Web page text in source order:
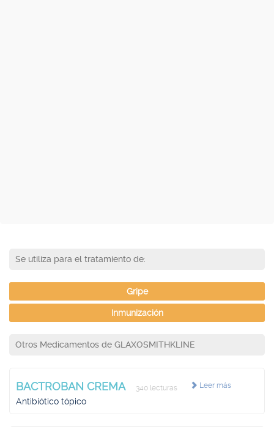
Se utiliza para el tratamiento de:
Gripe
Inmunización
Otros Medicamentos de GLAXOSMITHKLINE
Leer más
BACTROBAN CREMA 340 lecturas
Antibiótico tópico